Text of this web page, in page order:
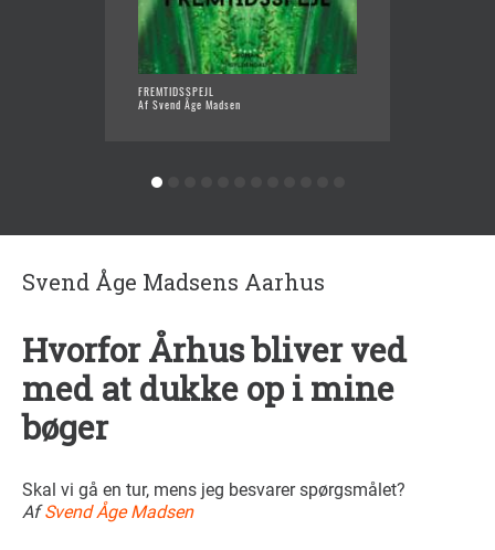
FREMTIDSSPEJL
Af Svend Åge Madsen
Svend Åge Madsens Aarhus
Hvorfor Århus bliver ved
med at dukke op i mine
bøger
Skal vi gå en tur, mens jeg besvarer spørgsmålet?
AfSvend Åge Madsen